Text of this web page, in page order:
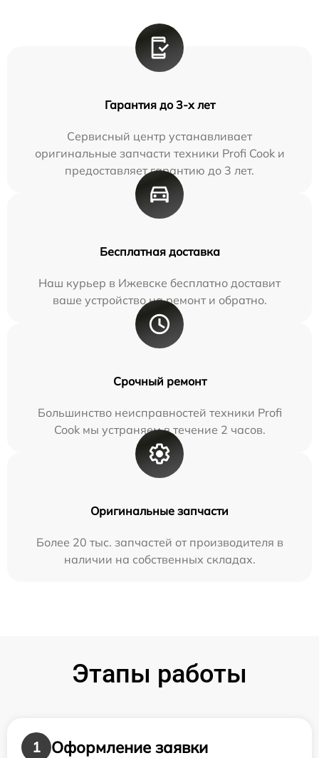
Гарантия до 3-х лет
Сервисный центр устанавливает
оригинальные запчасти техники Profi Cook и
предоставляет гарантию до 3 лет.
Бесплатная доставка
Наш курьер в Ижевске бесплатно доставит
ваше устройство на ремонт и обратно.
Срочный ремонт
Большинство неисправностей техники Profi
Cook мы устраняем в течение 2 часов.
Оригинальные запчасти
Более 20 тыс. запчастей от производителя в
наличии на собственных складах.
Этапы работы
1
Оформление заявки